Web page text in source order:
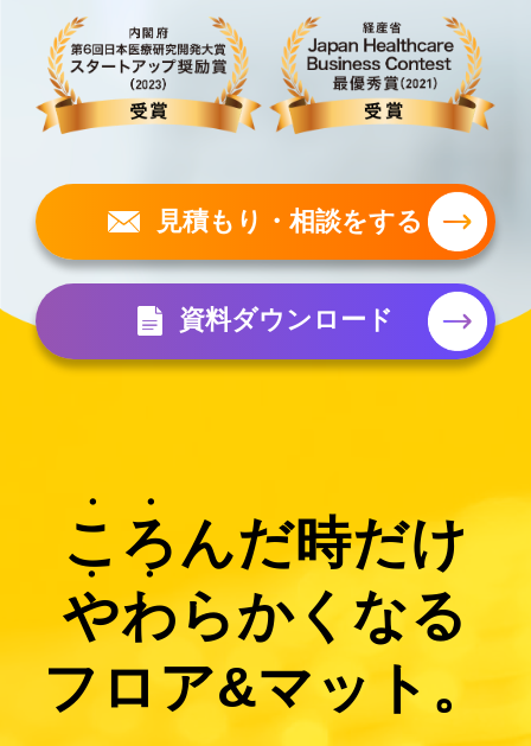
見積もり・相談をする
資料ダウンロード
こ ろんだ時だけ
やわ らかくなる
フロア&マット。